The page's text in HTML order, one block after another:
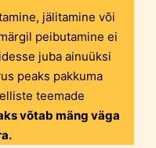
jälitamine või
peibutamine ei
juba ainuüksi
peaks pakkuma
teemade
võtab mäng väga